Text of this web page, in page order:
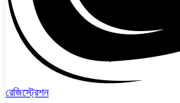
রেজিস্ট্রেশন